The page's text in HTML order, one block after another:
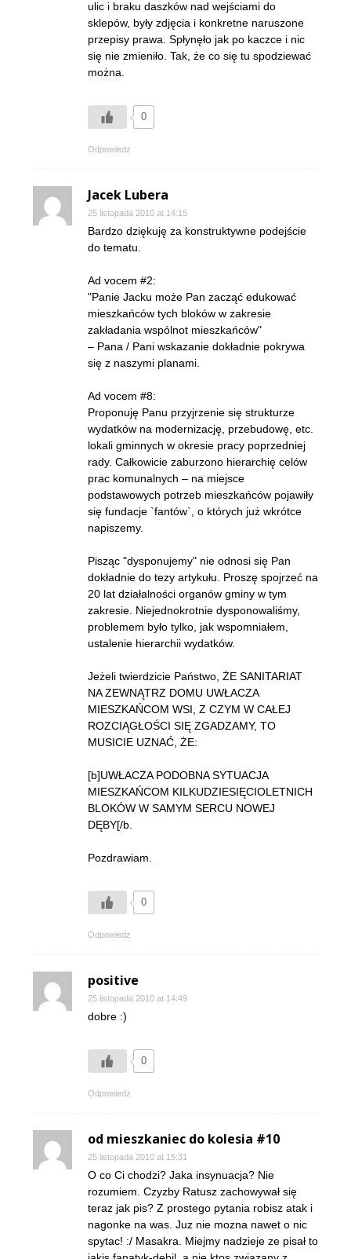
ulic i braku daszków nad wejściami do
sklepów, były zdjęcia i konkretne naruszone
przepisy prawa. Spłynęło jak po kaczce i nic
się nie zmieniło. Tak, że co się tu spodziewać
można.
0
Odpowiedz
Jacek Lubera
25 listopada 2010 at 14:15
Bardzo dziękuję za konstruktywne podejście
do tematu.
Ad vocem #2:
"Panie Jacku może Pan zacząć edukować
mieszkańców tych bloków w zakresie
zakładania wspólnot mieszkańców"
– Pana / Pani wskazanie dokładnie pokrywa
się z naszymi planami.
Ad vocem #8:
Proponuję Panu przyjrzenie się strukturze
wydatków na modernizację, przebudowę, etc.
lokali gminnych w okresie pracy poprzedniej
rady. Całkowicie zaburzono hierarchię celów
prac komunalnych – na miejsce
podstawowych potrzeb mieszkańców pojawiły
się fundacje `fantów`, o których już wkrótce
napiszemy.
Pisząc "dysponujemy" nie odnosi się Pan
dokładnie do tezy artykułu. Proszę spojrzeć na
20 lat działalności organów gminy w tym
zakresie. Niejednokrotnie dysponowaliśmy,
problemem było tylko, jak wspomniałem,
ustalenie hierarchii wydatków.
Jeżeli twierdzicie Państwo, ŻE SANITARIAT
NA ZEWNĄTRZ DOMU UWŁACZA
MIESZKAŃCOM WSI, Z CZYM W CAŁEJ
ROZCIĄGŁOŚCI SIĘ ZGADZAMY, TO
MUSICIE UZNAĆ, ŻE:
[b]UWŁACZA PODOBNA SYTUACJA
MIESZKAŃCOM KILKUDZIESIĘCIOLETNICH
BLOKÓW W SAMYM SERCU NOWEJ
DĘBY[/b.
Pozdrawiam.
0
Odpowiedz
positive
25 listopada 2010 at 14:49
dobre :)
0
Odpowiedz
od mieszkaniec do kolesia #10
25 listopada 2010 at 15:31
O co Ci chodzi? Jaka insynuacja? Nie
rozumiem. Czyzby Ratusz zachowywał się
teraz jak pis? Z prostego pytania robisz atak i
nagonke na was. Juz nie mozna nawet o nic
spytac! :/ Masakra. Miejmy nadzieje ze pisał to